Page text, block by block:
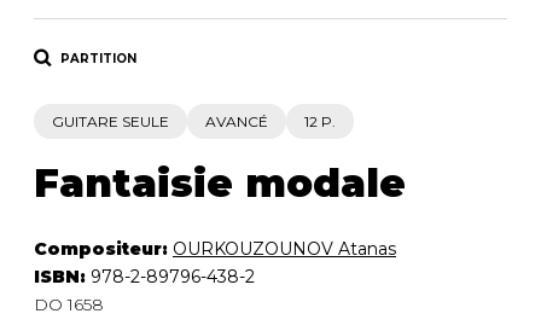
PARTITION
GUITARE SEULE AVANCÉ 12 P.
Fantaisie modale
Compositeur: OURKOUZOUNOV Atanas
ISBN: 978-2-89796-438-2
DO 1658